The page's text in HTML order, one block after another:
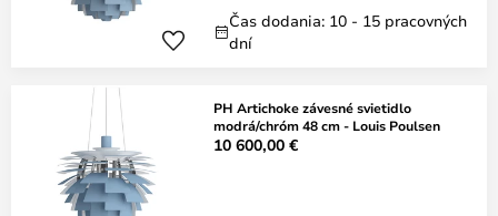
Čas dodania: 10 - 15 pracovných
dní
PH Artichoke závesné svietidlo
modrá/chróm 48 cm - Louis Poulsen
10 600,00 €